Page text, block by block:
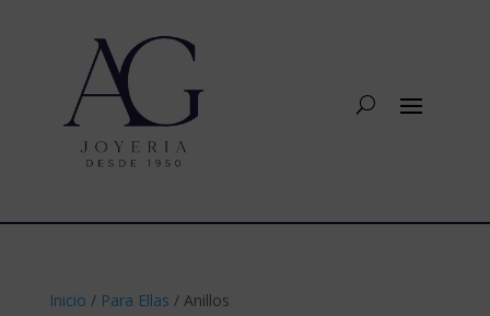
Inicio / Para Ellas / Anillos